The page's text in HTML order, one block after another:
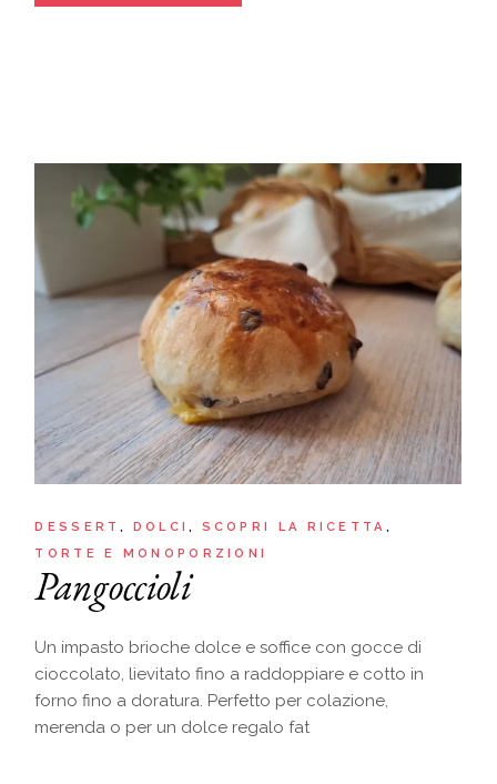
DESSERT DOLCI
SCOPRI LA RICETTA
TORTE E MONOPORZIONI
Pangoccioli
Un impasto brioche dolce e soffice con gocce di
cioccolato, lievitato fino a raddoppiare e cotto in
forno fino a doratura. Perfetto per colazione,
merenda o per un dolce regalo fat